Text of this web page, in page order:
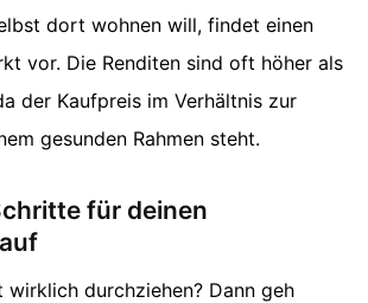
dort wohnen will, findet einen
vor. Die Renditen sind oft höher als
der Kaufpreis im Verhältnis zur
gesunden Rahmen steht.
für deinen
durchziehen? Dann geh